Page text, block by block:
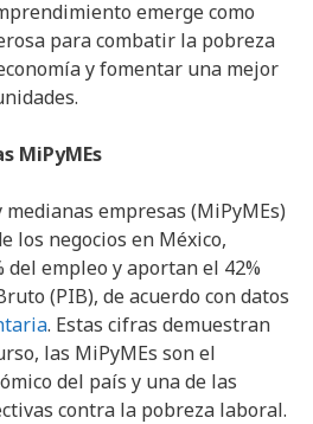
emerge como
para combatir la pobreza
y fomentar una mejor
MiPyMEs
empresas (MiPyMEs)
los negocios en México,
del empleo y aportan el 42%
(PIB), de acuerdo con datos
. Estas cifras demuestran
las MiPyMEs son el
del país y una de las
contra la pobreza laboral.